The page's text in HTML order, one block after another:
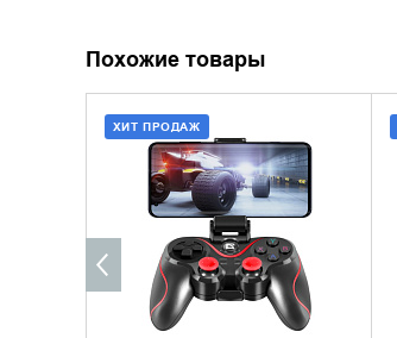
Похожие товары
ХИТ ПРОДАЖ
ДОБАВИТЬ В КОРЗИНУ
КУПИТЬ В 1 КЛИК